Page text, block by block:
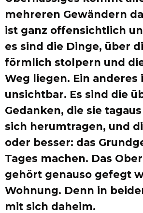
mehreren Gewändern
ist ganz offensichtlich
es sind die Dinge, über
förmlich stolpern und
Weg liegen. Ein anderes
unsichtbar. Es sind die
Gedanken, die sie
sich herumtragen, und
oder besser: das
Tages machen. Das
gehört genauso gefegt
Wohnung. Denn in
mit sich daheim.